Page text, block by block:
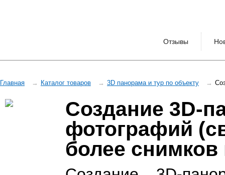
Отзывы
Главная Каталог товаров 3D панорама и тур по объекту
Создание 3D-
фотографий
более